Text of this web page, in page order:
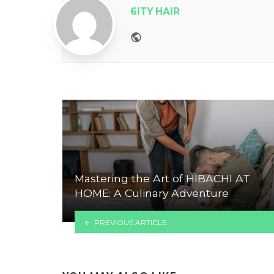
6ITY HAIR
Mastering the Art of HIBACHI AT
HOME: A Culinary Adventure
PREVIOUS ARTICLE